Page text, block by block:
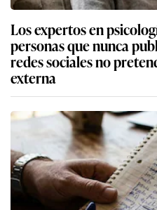
Los expertos en
personas que nunca
redes sociales no
externa